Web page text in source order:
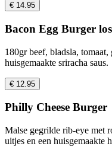
€ 14.95
Bacon Egg Burger los
180gr beef, bladsla,
huisgemaakte sriracha saus.
€ 12.95
Philly Cheese Burger
Malse gegrilde rib-eye met
uitjes en een huisgemaakte